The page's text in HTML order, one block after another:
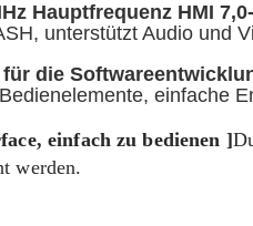
Hauptfrequenz HMI
unterstützt Audio und
die
einfache
einfach zu bedienen ]
werden.